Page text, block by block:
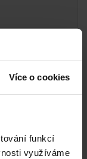
Více o cookies
funkcí
využíváme
stěnou?
11, 277 24 ,